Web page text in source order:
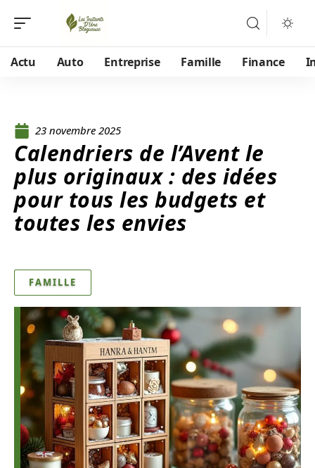
Actu Auto Entreprise Famille Finance
23 novembre 2025
Calendriers de l’Avent le
plus originaux : des idées
pour tous les budgets et
toutes les envies
FAMILLE